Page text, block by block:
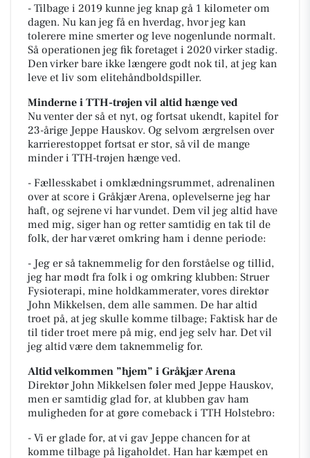
- Tilbage i 2019 kunne jeg knap gå 1 kilometer om
dagen. Nu kan jeg få en hverdag, hvor jeg kan
tolerere mine smerter og leve nogenlunde normalt.
Så operationen jeg fik foretaget i 2020 virker stadig.
Den virker bare ikke længere godt nok til, at jeg kan
leve et liv som elitehåndboldspiller.
Minderne i TTH-trøjen vil altid hænge ved
Nu venter der så et nyt, og fortsat ukendt, kapitel for
23-årige Jeppe Hauskov. Og selvom ærgrelsen over
karrierestoppet fortsat er stor, så vil de mange
minder i TTH-trøjen hænge ved.
- Fællesskabet i omklædningsrummet, adrenalinen
over at score i Gråkjær Arena, oplevelserne jeg har
haft, og sejrene vi har vundet. Dem vil jeg altid have
med mig, siger han og retter samtidig en tak til de
folk, der har været omkring ham i denne periode:
- Jeg er så taknemmelig for den forståelse og tillid,
jeg har mødt fra folk i og omkring klubben: Struer
Fysioterapi, mine holdkammerater, vores direktør
John Mikkelsen, dem alle sammen. De har altid
troet på, at jeg skulle komme tilbage; Faktisk har de
til tider troet mere på mig, end jeg selv har. Det vil
jeg altid være dem taknemmelig for.
Altid velkommen ”hjem” i Gråkjær Arena
Direktør John Mikkelsen føler med Jeppe Hauskov,
men er samtidig glad for, at klubben gav ham
muligheden for at gøre comeback i TTH Holstebro:
- Vi er glade for, at vi gav Jeppe chancen for at
komme tilbage på ligaholdet. Han har kæmpet en